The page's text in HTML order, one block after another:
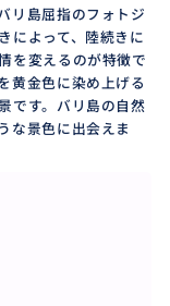
リ島屈指のフォトジ
によって、陸続きに
を変えるのが特徴で
黄金色に染め上げる
です。バリ島の自然
な景色に出会えま